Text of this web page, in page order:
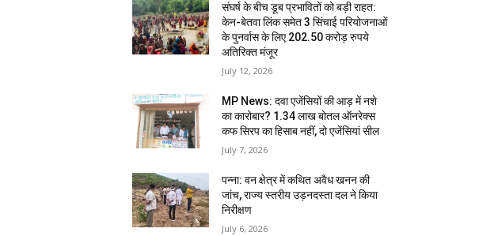
संघर्ष के बीच डूब प्रभावितों को बड़ी राहत:
केन-बेतवा लिंक समेत 3 सिंचाई परियोजनाओं
के पुनर्वास के लिए 202.50 करोड़ रुपये
अतिरिक्त मंजूर
July 12, 2026
MP News: दवा एजेंसियों की आड़ में नशे
का कारोबार? 1.34 लाख बोतल ऑनरेक्स
कफ सिरप का हिसाब नहीं, दो एजेंसियां सील
July 7, 2026
पन्ना: वन क्षेत्र में कथित अवैध खनन की
जांच, राज्य स्तरीय उड़नदस्ता दल ने किया
निरीक्षण
July 6, 2026